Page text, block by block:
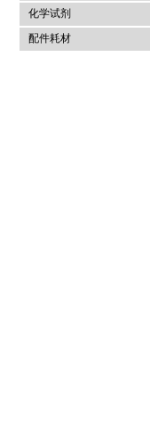
化学试剂
配件耗材